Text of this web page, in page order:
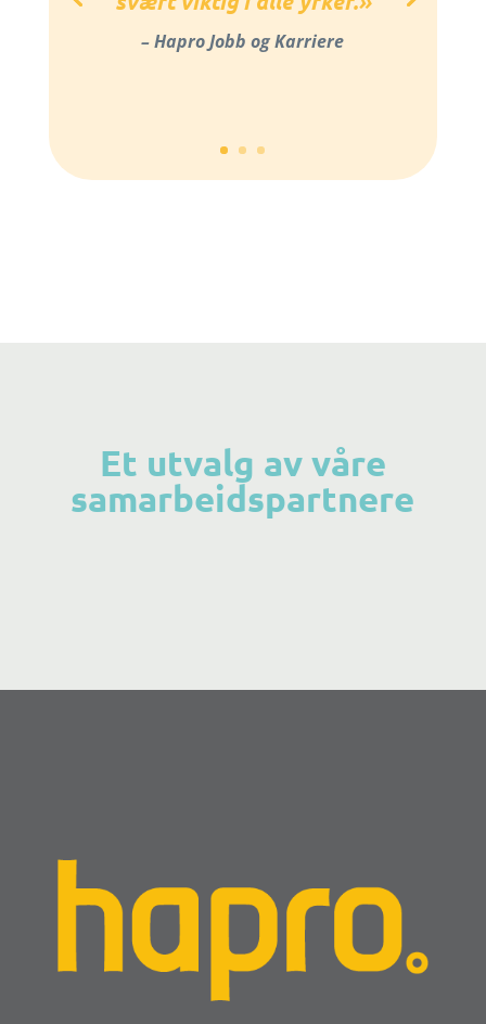
– Hapro Jobb og Karriere
Et utvalg av våre
samarbeidspartnere